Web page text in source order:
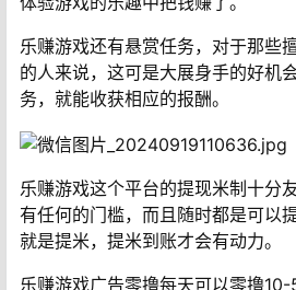
乐赚游戏还有悬赏任务，对于那些
的人来说，这可是大展身手的好机
务，就能收获相应的报酬。
乐赚游戏这个平台的提现米制十分
有任何的门槛，而且随时都是可以
就是提米，提米到账才会有动力。
乐赚游戏广告零撸每天可以零撸